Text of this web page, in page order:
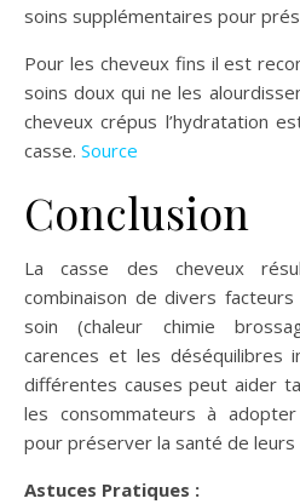
soins supplémentaires pour
Pour les cheveux fins il est
soins doux qui ne les
cheveux crépus l’hydratation
casse. Source
Conclusion
La casse des cheveux
combinaison de divers
soin (chaleur chimie
carences et les déséquilibres
différentes causes peut aider
les consommateurs à
pour préserver la santé de leurs
Astuces Pratiques :